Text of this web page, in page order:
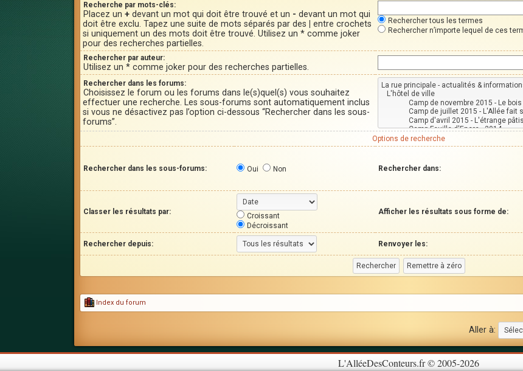
Recherche par mots-clés:
Placez un + devant un mot qui doit être trouvé et un - devant un mot qui
doit être exclu. Tapez une suite de mots séparés par des
entre crochets
si uniquement un des mots doit être trouvé. Utilisez un * comme joker
pour des recherches partielles.
Rechercher tous les termes
Rechercher n’importe lequel de ces
Rechercher par auteur:
Utilisez un * comme joker pour des recherches partielles.
Rechercher dans les forums:
Choisissez le forum ou les forums dans le(s)quel(s) vous souhaitez
effectuer une recherche. Les sous-forums sont automatiquement inclus
si vous ne désactivez pas l’option ci-dessous “Rechercher dans les sous-
forums”.
Options de recherche
Rechercher dans les sous-forums: Oui Non Rechercher dans:
Classer les résultats par:
Croissant
Décroissant
Afficher les résultats sous forme de:
Rechercher depuis: Renvoyer les:
Index du forum
Aller à:
L'AlléeDesConteurs.fr © 2005-2026